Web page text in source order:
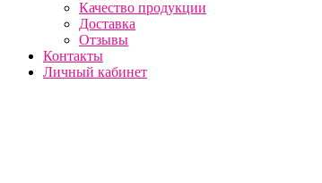
Качество продукции
Доставка
Отзывы
Контакты
Личный кабинет